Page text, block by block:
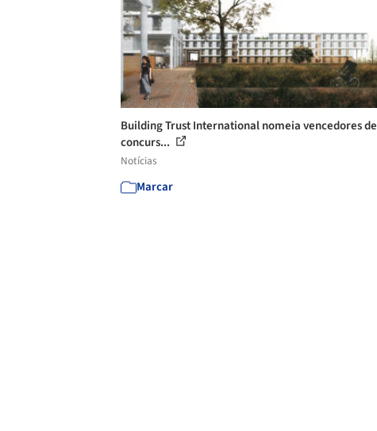
Building Trust International nomeia vencedores de
concurs...
Notícias
Marcar